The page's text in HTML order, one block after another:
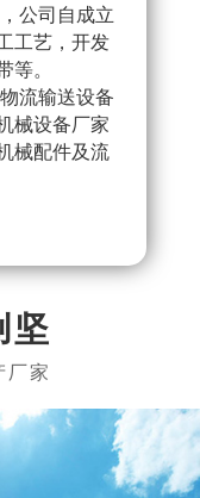
公司自成立
工艺，开发
等。
流输送设备
械设备厂家
械配件及流
坚